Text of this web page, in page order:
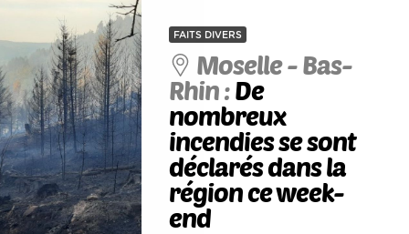
FAITS DIVERS
Moselle - Bas-
Rhin :De
nombreux
incendies se sont
déclarés dans la
région ce week-
end